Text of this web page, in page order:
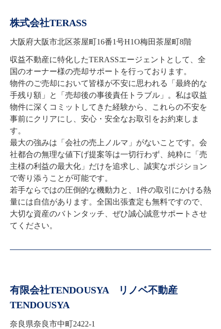
株式会社TERASS
大阪府大阪市北区茶屋町16番1号H1O梅田茶屋町8階
収益不動産に特化したTERASSエージェントとして、全
国のオーナー様の売却サポートを行っております。
物件のご売却において皆様が不安に思われる「最終的な
手残り額」と「売却後の事後責任トラブル」。私は収益
物件に深くコミットしてきた経験から、これらの不安を
事前にクリアにし、安心・安全なお取引をお約束しま
す。
最大の強みは「会社の売上ノルマ」がないことです。会
社都合の無理な値下げ提案等は一切行わず、純粋に「売
主様の利益の最大化」だけを追求し、誠実なポジション
で寄り添うことが可能です。
若手ならではの圧倒的な機動力と、1件の取引にかける熱
量には自信があります。全国出張査定も無料ですので、
大切な資産のバトンタッチ、ぜひ誠心誠意サポートさせ
てください。
有限会社TENDOUSYA リノベ不動産
TENDOUSYA
奈良県奈良市中町2422-1